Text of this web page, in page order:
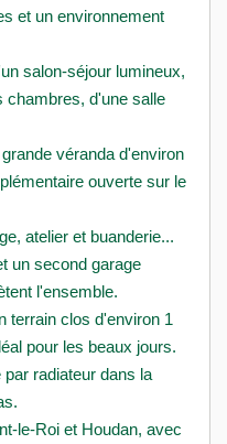
et un environnement
salon-séjour lumineux,
chambres, d'une salle
véranda d'environ
ouverte sur le
atelier et buanderie...
un second garage
l'ensemble.
terrain clos d'environ 1
pour les beaux jours.
radiateur dans la
le-Roi et Houdan, avec